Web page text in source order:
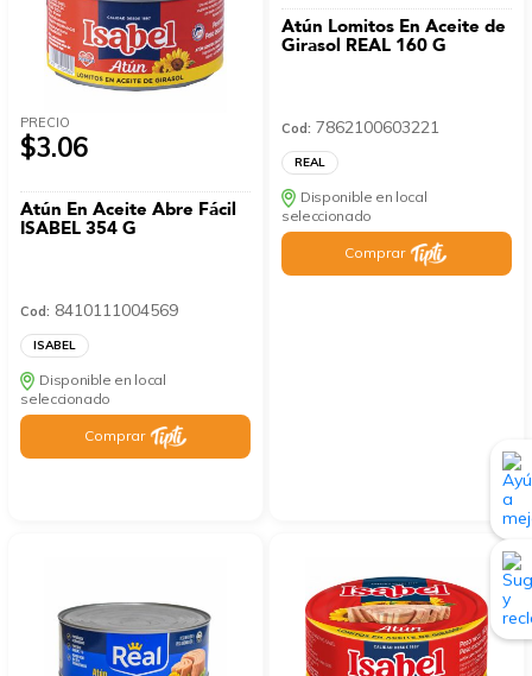
PRECIO
$3.06
Atún En Aceite Abre Fácil
ISABEL 354 G
Cod: 8410111004569
ISABEL
Disponible en local
seleccionado
Comprar
Atún Lomitos En Aceite de
Girasol REAL 160 G
Cod: 7862100603221
REAL
Disponible en local
seleccionado
Comprar